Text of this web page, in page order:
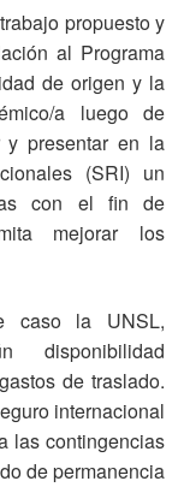
propuesto y
al Programa
de origen y la
a luego de
y presentar en la
(SRI) un
con el fin de
mejorar los
caso la UNSL,
disponibilidad
de traslado.
internacional
las contingencias
de permanencia